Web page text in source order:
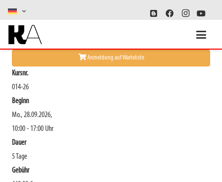
Mut zur Farbe
Anmeldung auf Warteliste
Kursnr.
014-26
Beginn
Mo., 28.09.2026,
10:00 - 17:00 Uhr
Dauer
5 Tage
Gebühr